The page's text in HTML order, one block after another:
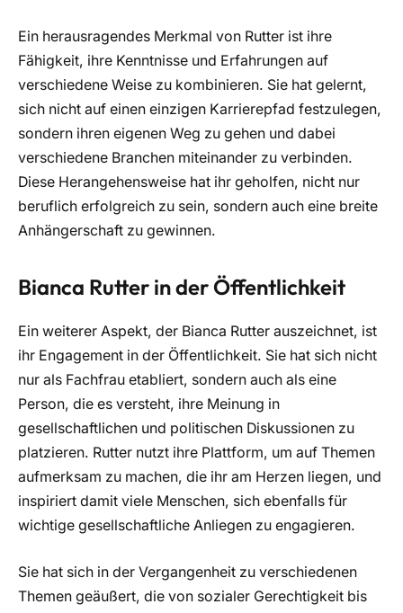
Ein herausragendes Merkmal von Rutter ist ihre
Fähigkeit, ihre Kenntnisse und Erfahrungen auf
verschiedene Weise zu kombinieren. Sie hat gelernt,
sich nicht auf einen einzigen Karrierepfad festzulegen,
sondern ihren eigenen Weg zu gehen und dabei
verschiedene Branchen miteinander zu verbinden.
Diese Herangehensweise hat ihr geholfen, nicht nur
beruflich erfolgreich zu sein, sondern auch eine breite
Anhängerschaft zu gewinnen.
Bianca Rutter in der Öffentlichkeit
Ein weiterer Aspekt, der Bianca Rutter auszeichnet, ist
ihr Engagement in der Öffentlichkeit. Sie hat sich nicht
nur als Fachfrau etabliert, sondern auch als eine
Person, die es versteht, ihre Meinung in
gesellschaftlichen und politischen Diskussionen zu
platzieren. Rutter nutzt ihre Plattform, um auf Themen
aufmerksam zu machen, die ihr am Herzen liegen, und
inspiriert damit viele Menschen, sich ebenfalls für
wichtige gesellschaftliche Anliegen zu engagieren.
Sie hat sich in der Vergangenheit zu verschiedenen
Themen geäußert, die von sozialer Gerechtigkeit bis